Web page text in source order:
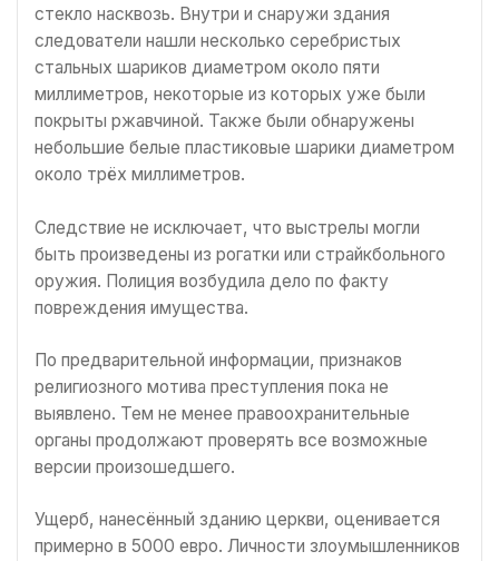
стекло насквозь. Внутри и снаружи здания
следователи нашли несколько серебристых
стальных шариков диаметром около пяти
миллиметров, некоторые из которых уже были
покрыты ржавчиной. Также были обнаружены
небольшие белые пластиковые шарики диаметром
около трёх миллиметров.
Следствие не исключает, что выстрелы могли
быть произведены из рогатки или страйкбольного
оружия. Полиция возбудила дело по факту
повреждения имущества.
По предварительной информации, признаков
религиозного мотива преступления пока не
выявлено. Тем не менее правоохранительные
органы продолжают проверять все возможные
версии произошедшего.
Ущерб, нанесённый зданию церкви, оценивается
примерно в 5000 евро. Личности злоумышленников